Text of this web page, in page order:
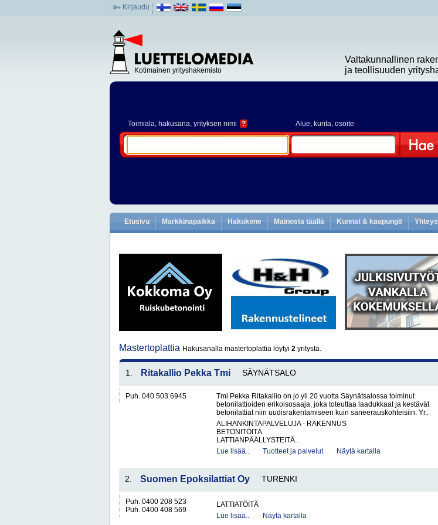
Kirjaudu
Kotimainen yrityshakemisto
Valtakunnallinen
ja teollisuuden
Toimiala, hakusana, yrityksen nimi ? Alue, kunta, osoite
Etusivu Markkinapaikka Hakukone Mainosta täällä Kunnat & kaupungit
Mastertoplattia Hakusanalla mastertoplattia löytyi 2 yritystä.
1. Ritakallio Pekka Tmi SÄYNÄTSALO
Puh. 040 503 6945
Tmi Pekka Ritakallio on jo yli 20 vuotta Säynätsalossa toiminut
betonilattioiden erikoisosaaja, joka toteuttaa laadukkaat ja kestävät
betonilattiat niin uudisrakentamiseen kuin saneerauskohteisiin. Yr..
ALIHANKINTAPALVELUJA - RAKENNUS
BETONITÖITÄ
LATTIANPÄÄLLYSTEITÄ..
Lue lisää..
Tuotteet ja palvelut Näytä kartalla
2. Suomen Epoksilattiat Oy TURENKI
Puh. 0400 208 523
Puh. 0400 408 569
LATTIATÖITÄ
Lue lisää..
Näytä kartalla